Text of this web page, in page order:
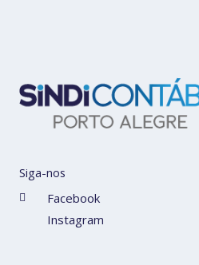
Siga-nos
Facebook
Instagram